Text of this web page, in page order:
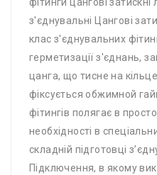
з'єднувальні Цангові
клас з'єднувальних
герметизації з'єднань,
цанга, що тисне на
фіксується обжимной
фітингів полягає в
необхідності в
складній підготовці
Підключення, в якому